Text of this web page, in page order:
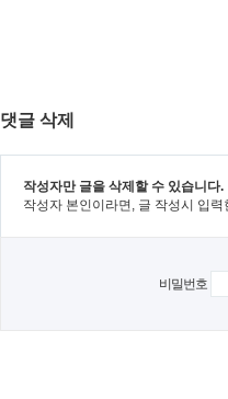
댓글 삭제
작성자만 글을 삭제할 수 있습니다.
작성자 본인이라면, 글 작성시 입
비밀번호